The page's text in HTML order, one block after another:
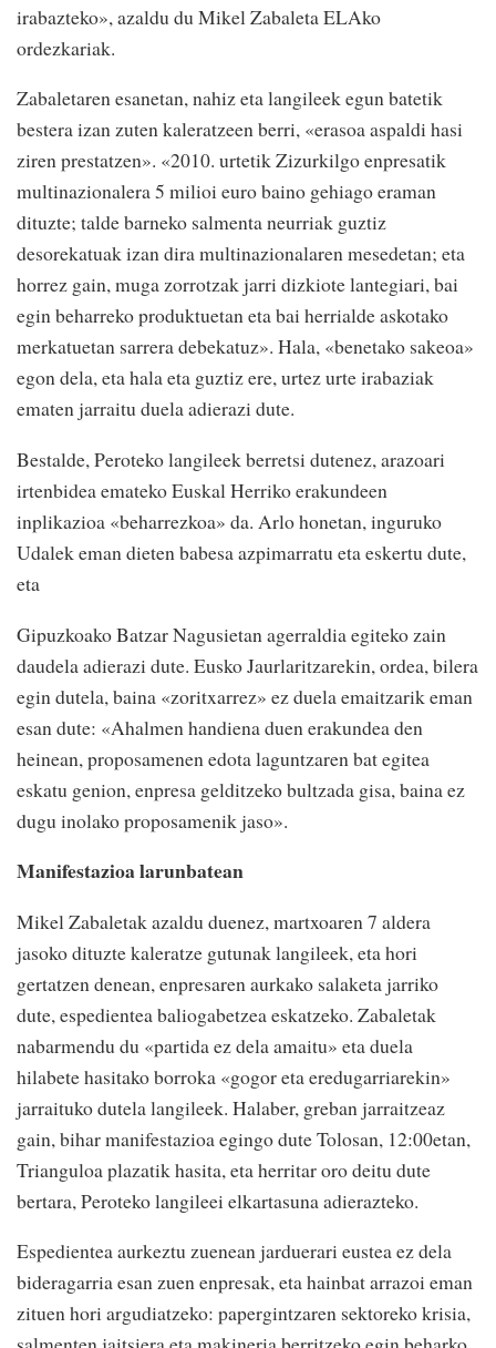
irabazteko», azaldu du Mikel Zabaleta ELAko
ordezkariak.
Zabaletaren esanetan, nahiz eta langileek egun batetik
bestera izan zuten kaleratzeen berri, «erasoa aspaldi hasi
ziren prestatzen». «2010. urtetik Zizurkilgo enpresatik
multinazionalera 5 milioi euro baino gehiago eraman
dituzte; talde barneko salmenta neurriak guztiz
desorekatuak izan dira multinazionalaren mesedetan; eta
horrez gain, muga zorrotzak jarri dizkiote lantegiari, bai
egin beharreko produktuetan eta bai herrialde askotako
merkatuetan sarrera debekatuz». Hala, «benetako sakeoa»
egon dela, eta hala eta guztiz ere, urtez urte irabaziak
ematen jarraitu duela adierazi dute.
Bestalde, Peroteko langileek berretsi dutenez, arazoari
irtenbidea emateko Euskal Herriko erakundeen
inplikazioa «beharrezkoa» da. Arlo honetan, inguruko
Udalek eman dieten babesa azpimarratu eta eskertu dute,
eta
Gipuzkoako Batzar Nagusietan agerraldia egiteko zain
daudela adierazi dute. Eusko Jaurlaritzarekin, ordea, bilera
egin dutela, baina «zoritxarrez» ez duela emaitzarik eman
esan dute: «Ahalmen handiena duen erakundea den
heinean, proposamenen edota laguntzaren bat egitea
eskatu genion, enpresa gelditzeko bultzada gisa, baina ez
dugu inolako proposamenik jaso».
Manifestazioa larunbatean
Mikel Zabaletak azaldu duenez, martxoaren 7 aldera
jasoko dituzte kaleratze gutunak langileek, eta hori
gertatzen denean, enpresaren aurkako salaketa jarriko
dute, espedientea baliogabetzea eskatzeko. Zabaletak
nabarmendu du «partida ez dela amaitu» eta duela
hilabete hasitako borroka «gogor eta eredugarriarekin»
jarraituko dutela langileek. Halaber, greban jarraitzeaz
gain, bihar manifestazioa egingo dute Tolosan, 12:00etan,
Trianguloa plazatik hasita, eta herritar oro deitu dute
bertara, Peroteko langileei elkartasuna adierazteko.
Espedientea aurkeztu zuenean jarduerari eustea ez dela
bideragarria esan zuen enpresak, eta hainbat arrazoi eman
zituen hori argudiatzeko: papergintzaren sektoreko krisia,